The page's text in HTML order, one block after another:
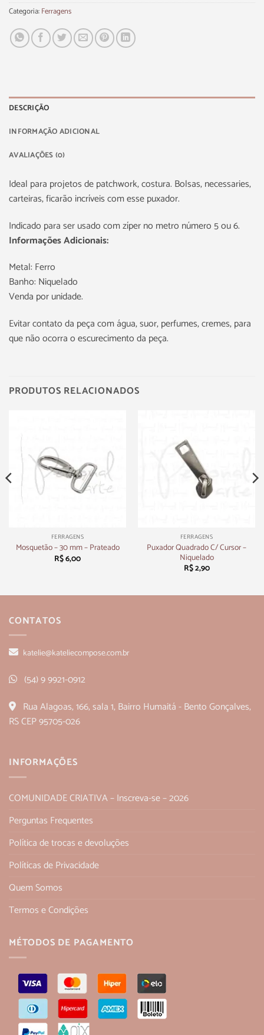
Categoria:Ferragens
DESCRIÇÃO
INFORMAÇÃO ADICIONAL
AVALIAÇÕES (0)
Ideal para projetos de patchwork, costura. Bolsas, necessaries,
carteiras, ficarão incríveis com esse puxador.
Indicado para ser usado com zíper no metro número 5 ou 6.
Informações Adicionais:
Metal: Ferro
Banho: Niquelado
Venda por unidade.
Evitar contato da peça com água, suor, perfumes, cremes, para
que não ocorra o escurecimento da peça.
PRODUTOS RELACIONADOS
FERRAGENS
Mosquetão – 30 mm – Prateado
R$6,00
FERRAGENS
Puxador Quadrado C/ Cursor –
Niquelado
R$2,90
CONTATOS
katelie@kateliecompose.com.br
(54) 9 9921-0912
Rua Alagoas, 166, sala 1, Bairro Humaitá - Bento Gonçalves,
RS CEP 95705-026
INFORMAÇÕES
COMUNIDADE CRIATIVA – Inscreva-se – 2026
Perguntas Frequentes
Política de trocas e devoluções
Políticas de Privacidade
Quem Somos
Termos e Condições
MÉTODOS DE PAGAMENTO